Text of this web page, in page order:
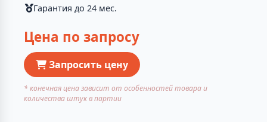
Гарантия до 24 мес.
Цена по запросу
Запросить цену
* конечная цена зависит от особенностей товара и
количества штук в партии